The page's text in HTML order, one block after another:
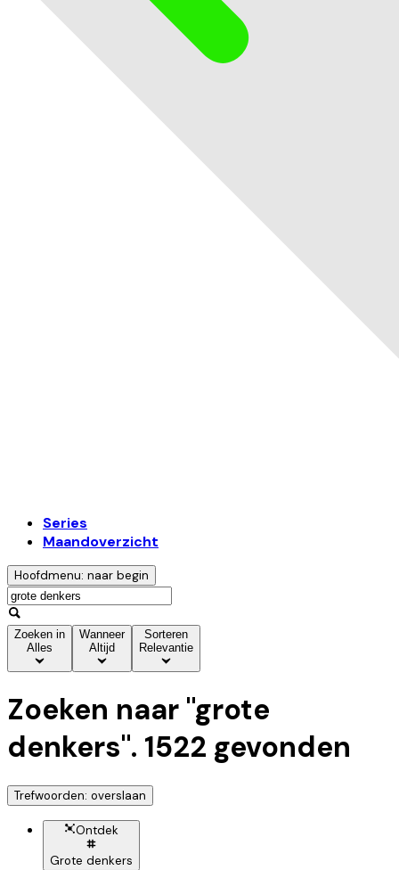
Series
Maandoverzicht
Hoofdmenu: naar begin
Zoeken in
Alles
Wanneer
Altijd
Sorteren
Relevantie
Zoeken naar "grote
denkers". 1522 gevonden
Trefwoorden: overslaan
Ontdek
Grote denkers